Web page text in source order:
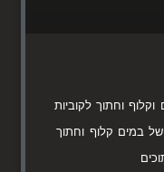
וחתוך לקוביות
במים קלוף וחתוך